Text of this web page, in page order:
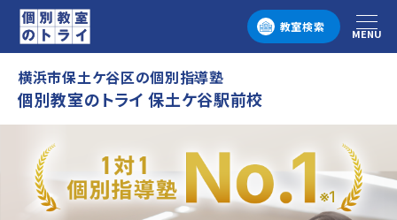
教室検索
メニュー
MENU
横浜市保土ケ谷区の個別指導塾
個別教室のトライ 保土ケ谷駅前校